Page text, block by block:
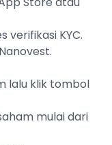
verifikasi KYC.
lalu klik tombol
mulai dari